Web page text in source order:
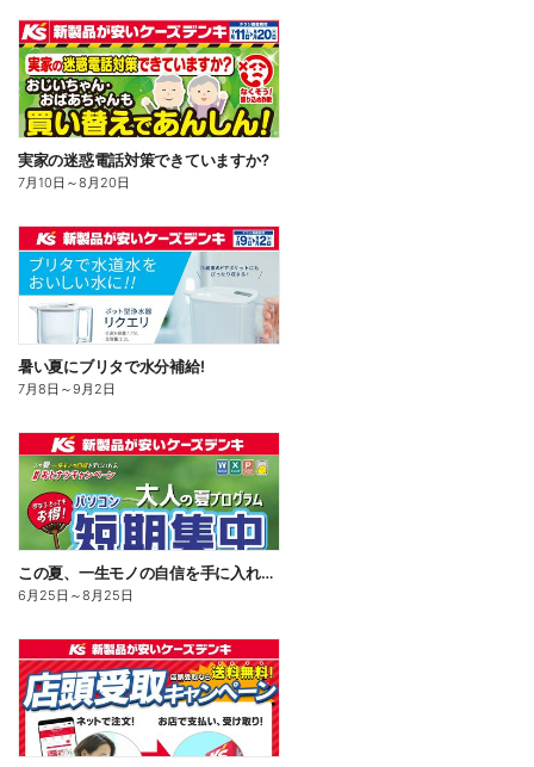
実家の迷惑電話対策できていますか?
7月10日 ～8月20日
暑い夏にブリタで水分補給!
7月8日 ～9月2日
この夏、一生モノの自信を手に入れる。#おとナツキャンペーン
6月25日 ～8月25日